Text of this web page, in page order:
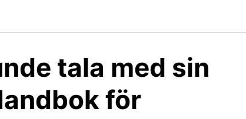
tala med sin
för